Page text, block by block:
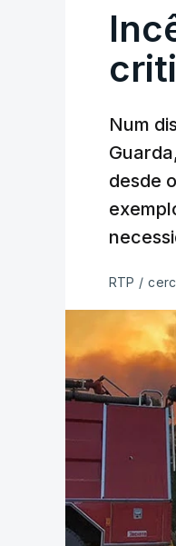
Num
desde
RTP /